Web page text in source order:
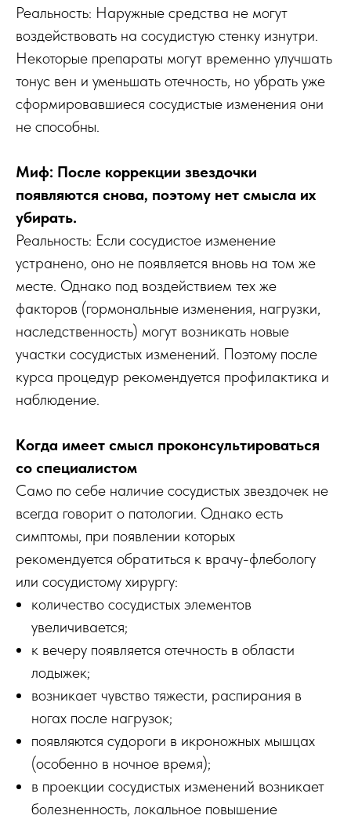
Реальность: Наружные средства не могут
воздействовать на сосудистую стенку изнутри.
Некоторые препараты могут временно улучшать
тонус вен и уменьшать отечность, но убрать уже
сформировавшиеся сосудистые изменения они
не способны.
Миф: После коррекции звездочки
появляются снова, поэтому нет смысла их
убирать.
Реальность: Если сосудистое изменение
устранено, оно не появляется вновь на том же
месте. Однако под воздействием тех же
факторов (гормональные изменения, нагрузки,
наследственность) могут возникать новые
участки сосудистых изменений. Поэтому после
курса процедур рекомендуется профилактика и
наблюдение.
Когда имеет смысл проконсультироваться
со специалистом
Само по себе наличие сосудистых звездочек не
всегда говорит о патологии. Однако есть
симптомы, при появлении которых
рекомендуется обратиться к врачу-флебологу
или сосудистому хирургу:
количество сосудистых элементов
увеличивается;
к вечеру появляется отечность в области
лодыжек;
возникает чувство тяжести, распирания в
ногах после нагрузок;
появляются судороги в икроножных мышцах
(особенно в ночное время);
в проекции сосудистых изменений возникает
болезненность, локальное повышение